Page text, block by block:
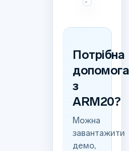
Потрібна
допомога
з
ARM20?
Можна
завантажити
демо,